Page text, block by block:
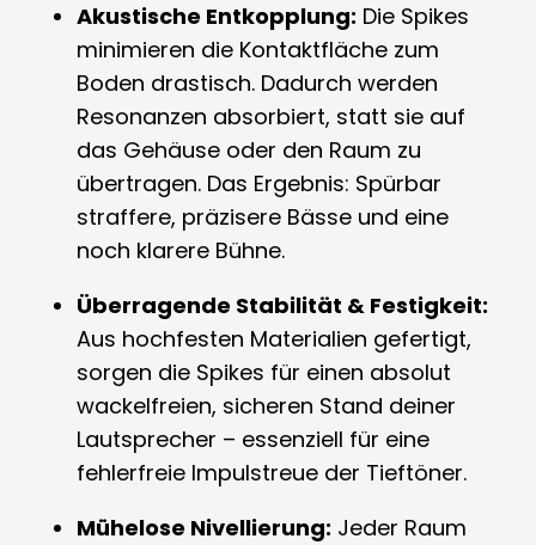
Akustische Entkopplung: Die Spikes
minimieren die Kontaktfläche zum
Boden drastisch. Dadurch werden
Resonanzen absorbiert, statt sie auf
das Gehäuse oder den Raum zu
übertragen. Das Ergebnis: Spürbar
straffere, präzisere Bässe und eine
noch klarere Bühne.
Überragende Stabilität & Festigkeit:
Aus hochfesten Materialien gefertigt,
sorgen die Spikes für einen absolut
wackelfreien, sicheren Stand deiner
Lautsprecher – essenziell für eine
fehlerfreie Impulstreue der Tieftöner.
Mühelose Nivellierung: Jeder Raum